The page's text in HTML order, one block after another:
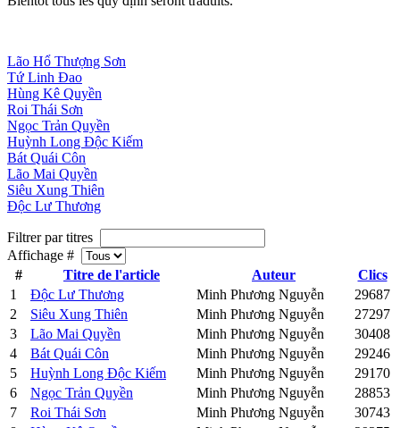
Lão Hổ Thượng Sơn
Tứ Linh Đao
Hùng Kê Quyền
Roi Thái Sơn
Ngọc Trản Quyền
Huỳnh Long Độc Kiếm
Bát Quái Côn
Lão Mai Quyền
Siêu Xung Thiên
Độc Lư Thương
Filtrer par titres
Affichage #
#
Titre de l'article Auteur
Clics
1
Độc Lư Thương Minh Phương Nguyễn
29687
2
Siêu Xung Thiên Minh Phương Nguyễn
27297
3
Lão Mai Quyền Minh Phương Nguyễn
30408
4
Bát Quái Côn Minh Phương Nguyễn
29246
5
Huỳnh Long Độc Kiếm Minh Phương Nguyễn
29170
6
Ngọc Trản Quyền Minh Phương Nguyễn
28853
7
Roi Thái Sơn Minh Phương Nguyễn
30743